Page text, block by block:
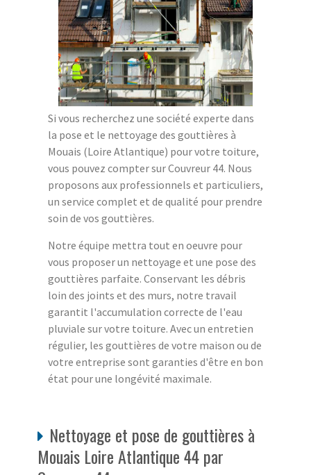
Si vous recherchez une société experte dans
la pose et le nettoyage des gouttières à
Mouais (Loire Atlantique) pour votre toiture,
vous pouvez compter sur Couvreur 44. Nous
proposons aux professionnels et particuliers,
un service complet et de qualité pour prendre
soin de vos gouttières.
Notre équipe mettra tout en oeuvre pour
vous proposer un nettoyage et une pose des
gouttières parfaite. Conservant les débris
loin des joints et des murs, notre travail
garantit l'accumulation correcte de l'eau
pluviale sur votre toiture. Avec un entretien
régulier, les gouttières de votre maison ou de
votre entreprise sont garanties d'être en bon
état pour une longévité maximale.
Nettoyage et pose de gouttières à
Mouais Loire Atlantique 44 par